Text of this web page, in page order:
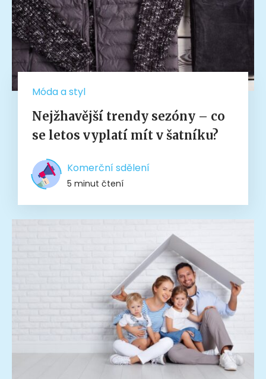
Móda a styl
Nejžhavější trendy sezóny – co
se letos vyplatí mít v šatníku?
Komerční sdělení
5 minut čtení